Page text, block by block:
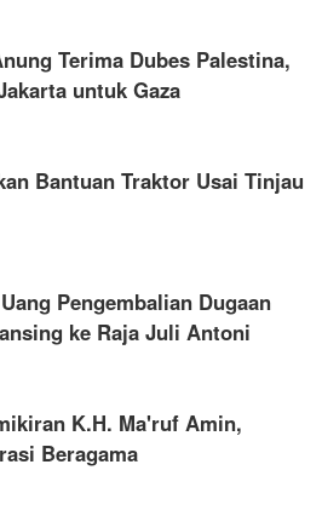
Terima Dubes Palestina,
untuk Gaza
Bantuan Traktor Usai Tinjau
Pengembalian Dugaan
ke Raja Juli Antoni
K.H. Ma'ruf Amin,
Beragama